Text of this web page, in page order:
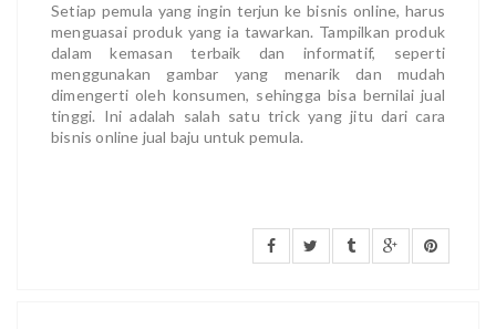
Setiap pemula yang ingin terjun ke bisnis online, harus
menguasai produk yang ia tawarkan. Tampilkan produk
dalam kemasan terbaik dan informatif, seperti
menggunakan gambar yang menarik dan mudah
dimengerti oleh konsumen, sehingga bisa bernilai jual
tinggi. Ini adalah salah satu trick yang jitu dari cara
bisnis online jual baju untuk pemula.